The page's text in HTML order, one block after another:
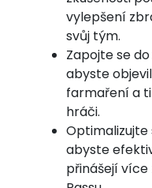
vylepšení
svůj tým.
Zapojte se
abyste
farmaření a
hráči.
Optimalizujte
abyste
přinášejí